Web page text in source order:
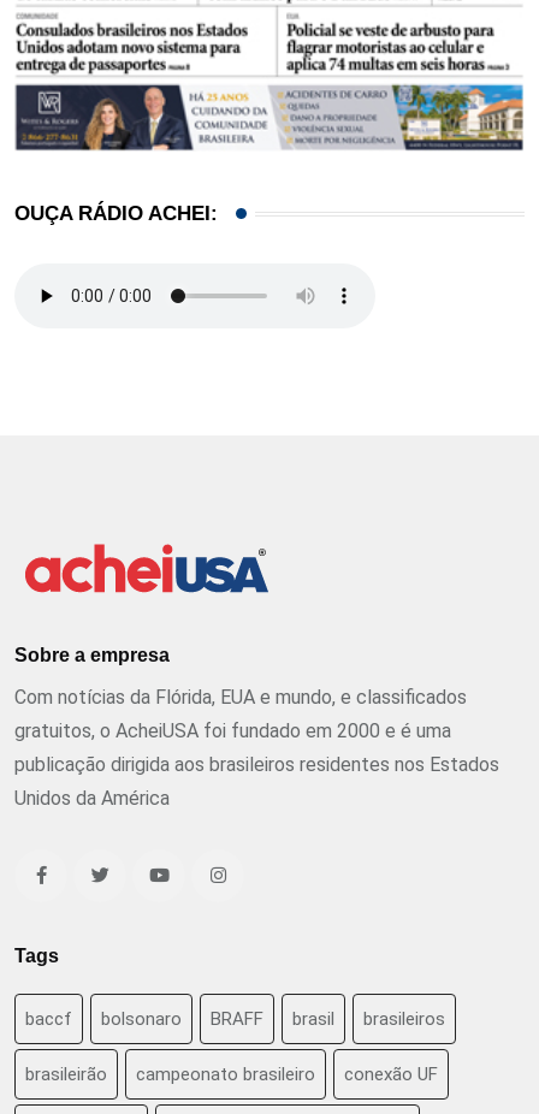
OUÇA RÁDIO ACHEI:
Sobre a empresa
Com notícias da Flórida, EUA e mundo, e classificados
gratuitos, o AcheiUSA foi fundado em 2000 e é uma
publicação dirigida aos brasileiros residentes nos Estados
Unidos da América
Tags
baccf bolsonaro BRAFF brasil brasileiros
brasileirão campeonato brasileiro conexão UF